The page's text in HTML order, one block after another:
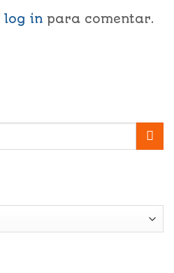
log in para comentar.